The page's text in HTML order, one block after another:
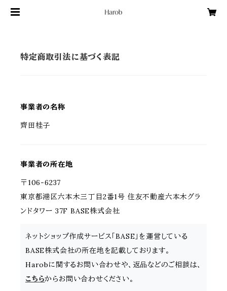
特定商取引法に基づく表記
事業者の名称
齊田桂子
事業者の所在地
〒106-6237
東京都港区六本木三丁目2番1号 住友不動産六本木グラ
ンドタワー 37F BASE株式会社
ネットショップ作成サービス「BASE」を運営している
BASE株式会社の所在地を記載しております。
Harobに関するお問い合わせや、返品などのご相談は、
こちらからお問い合わせください。